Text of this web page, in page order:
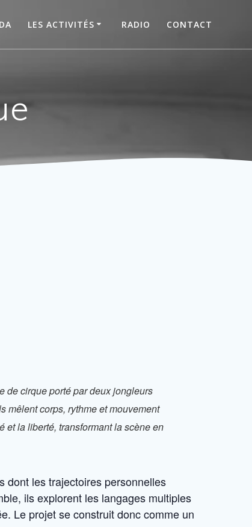
LES ACTIVITÉS RADIO CONTACT
de cirque porté par deux jongleurs
mêlent corps, rythme et mouvement
et la liberté, transformant la scène en
dont les trajectoires personnelles
ils explorent les langages multiples
Le projet se construit donc comme un